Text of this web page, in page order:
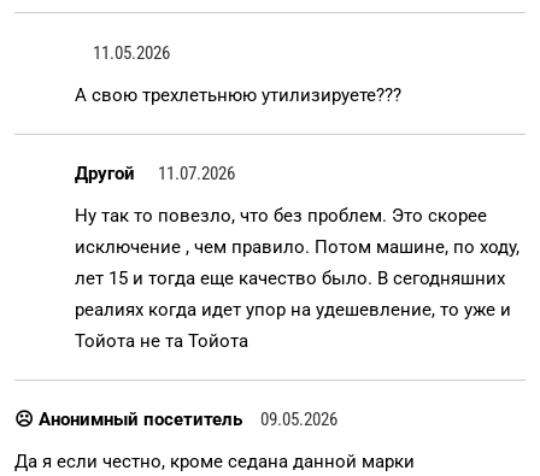
11.05.2026
А свою трехлетьнюю утилизируете???
Другой
11.07.2026
Ну так то повезло, что без проблем. Это скорее
исключение , чем правило. Потом машине, по ходу,
лет 15 и тогда еще качество было. В сегодняшних
реалиях когда идет упор на удешевление, то уже и
Тойота не та Тойота
☹ Анонимный посетитель
09.05.2026
Да я если честно, кроме седана данной марки